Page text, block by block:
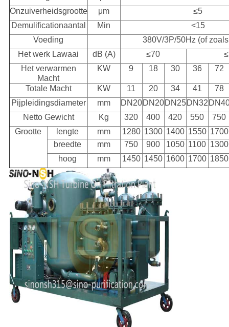
Onzuiverheidsgrootte
μm
≤5
Demulificationaantal
Min
<15
Voeding
380V/3P/50Hz (of
Het werk Lawaai
dB (A) ≤70
Het verwarmen
Macht
KW 9 18 30 36 72
Totale Macht KW 11 20 34 41
78
Pijpleidingsdiameter
mm DN20DN20DN25DN32
Netto Gewicht
Kg 320 400 420 550
750
Grootte
lengte mm 1280 1300 1400 1550 1700
breedte
mm 750 900 1050 1100 1300
hoog
mm 1450 1450 1600 1700 1850